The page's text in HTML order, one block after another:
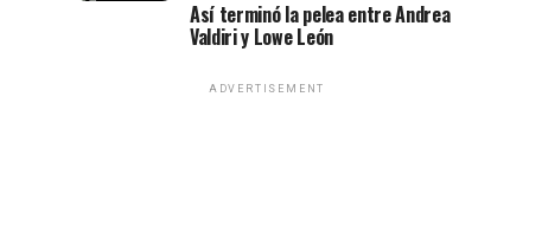
Así terminó la pelea entre Andrea
Valdiri y Lowe León
ADVERTISEMENT